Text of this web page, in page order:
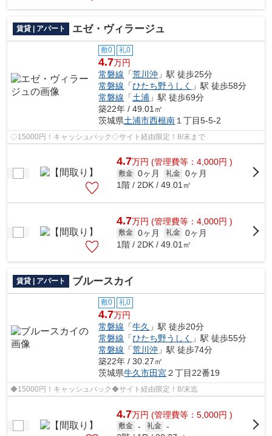
賃貸 | アパート エゼ・ヴィラージュ
敷0 礼0
4.7万円
常磐線 「荒川沖 」駅 徒歩25分
常磐線 「ひたち野うしく
」駅 徒歩58分
常磐線 「土浦 」駅 徒歩69分
築22年 / 49.01㎡
茨城県土浦市西根南 １丁目5-5-2
◇15000円！キャッシュバック◇サイト経由限定！8/末まで
4.7万円 (管理費等：4,000円 )
敷金 0ヶ月 礼金 0ヶ月
1階 / 2DK / 49.01㎡
4.7万円 (管理費等：4,000円 )
敷金 0ヶ月 礼金 0ヶ月
1階 / 2DK / 49.01㎡
賃貸 | アパート ブルースカイ
敷0 礼0
4.7万円
常磐線 「牛久 」駅 徒歩20分
常磐線 「ひたち野うしく
」駅 徒歩55分
常磐線 「荒川沖 」駅 徒歩74分
築22年 / 30.27㎡
茨城県牛久市田宮２丁目22番19
◆15000円！キャッシュバック◆サイト経由限定！8/末迄
4.7万円 (管理費等：5,000円 )
敷金 - 礼金 -